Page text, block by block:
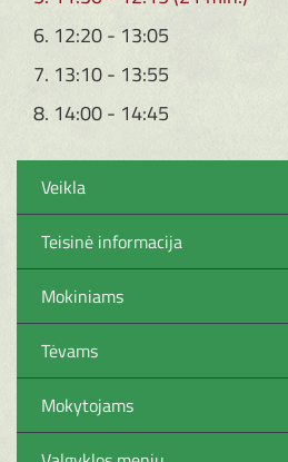
6. 12:20 - 13:05
7. 13:10 - 13:55
8. 14:00 - 14:45
Veikla
Teisinė informacija
Mokiniams
Tėvams
Mokytojams